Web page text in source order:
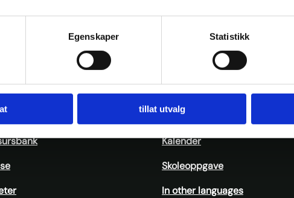
Egenskaper Statistikk
tillat utvalg
Kalender
Skoleoppgave
In other languages